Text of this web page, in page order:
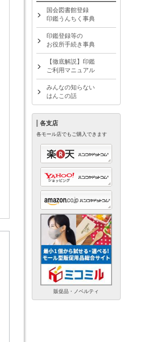
国会図書館登録
印鑑うんちく事典
印鑑登録等の
お役所手続き事典
【徹底解説】印鑑
ご利用マニュアル
みんなの知らない
はんこの話
各支店
各モール店でもご購入できます
販促品・ノベルティ